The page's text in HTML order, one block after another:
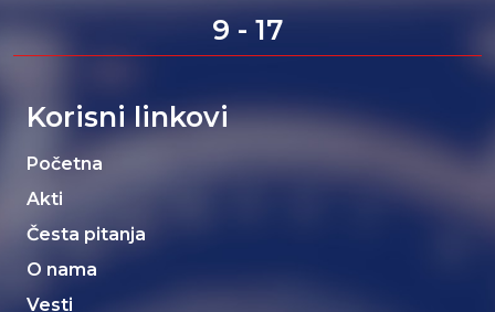
9 - 17
Korisni linkovi
Početna
Akti
Česta pitanja
O nama
Vesti